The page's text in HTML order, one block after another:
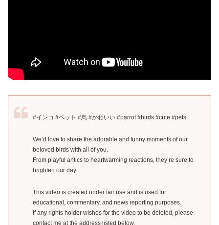
#インコ #ペット #鳥 #かわいい #parrot #birds #cute #pets
We’d love to share the adorable and funny moments of our
beloved birds with all of you.
From playful antics to heartwarming reactions, they’re sure to
brighten our day.
This video is created under fair use and is used for
educational, commentary, and news reporting purposes.
If any rights holder wishes for the video to be deleted, please
contact me at the address listed below.